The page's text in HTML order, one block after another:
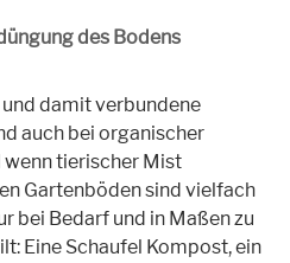
des Bodens
damit verbundene
auch bei organischer
tierischer Mist
Gartenböden sind vielfach
bei Bedarf und in Maßen zu
Eine Schaufel Kompost, ein